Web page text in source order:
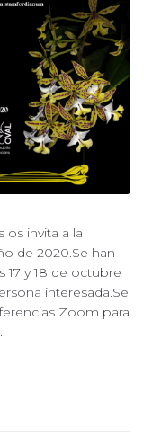
os invita a la
de 2020.Se han
17 y 18 de octubre
interesada.Se
Zoom para